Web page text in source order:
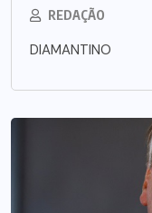
REDAÇÃO
DIAMANTINO